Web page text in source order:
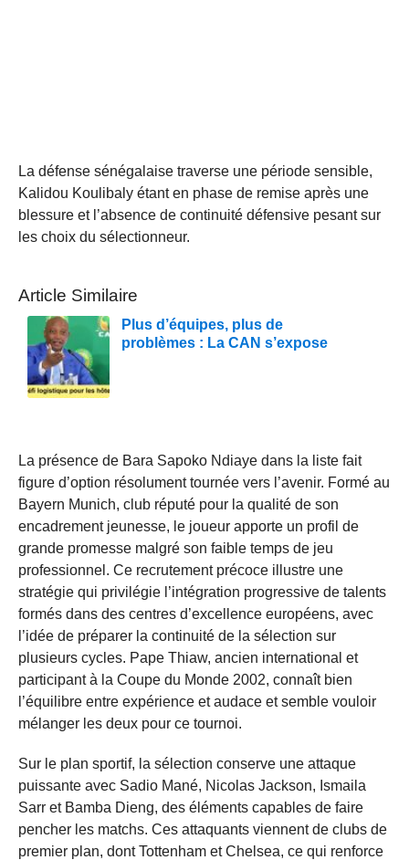
La défense sénégalaise traverse une période sensible,
Kalidou Koulibaly étant en phase de remise après une
blessure et l’absence de continuité défensive pesant sur
les choix du sélectionneur.
Article Similaire
Plus d’équipes, plus de
problèmes : La CAN s’expose
La présence de Bara Sapoko Ndiaye dans la liste fait
figure d’option résolument tournée vers l’avenir. Formé au
Bayern Munich, club réputé pour la qualité de son
encadrement jeunesse, le joueur apporte un profil de
grande promesse malgré son faible temps de jeu
professionnel. Ce recrutement précoce illustre une
stratégie qui privilégie l’intégration progressive de talents
formés dans des centres d’excellence européens, avec
l’idée de préparer la continuité de la sélection sur
plusieurs cycles. Pape Thiaw, ancien international et
participant à la Coupe du Monde 2002, connaît bien
l’équilibre entre expérience et audace et semble vouloir
mélanger les deux pour ce tournoi.
Sur le plan sportif, la sélection conserve une attaque
puissante avec Sadio Mané, Nicolas Jackson, Ismaila
Sarr et Bamba Dieng, des éléments capables de faire
pencher les matchs. Ces attaquants viennent de clubs de
premier plan, dont Tottenham et Chelsea, ce qui renforce